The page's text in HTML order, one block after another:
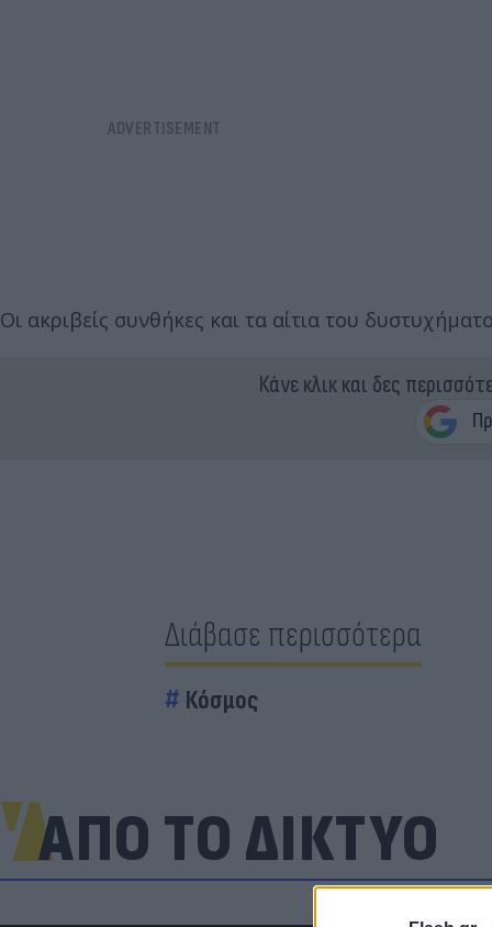
Οι ακριβείς συνθήκες και τα αίτια του
Κάνε κλικ και δες
Διάβασε περισσότερα
Κόσμος
ΑΠΟ ΤΟ ΔΙΚΤΥΟ